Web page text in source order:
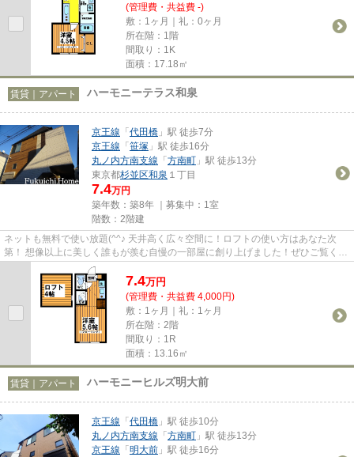
(管理費・共益費 -)
敷：1ヶ月｜礼：0ヶ月
所在階：1階
間取り：1K
面積：17.18㎡
賃貸｜アパート ハーモニーテラス和泉
京王線 「代田橋 」駅 徒歩7分
京王線 「笹塚 」駅 徒歩16分
丸ノ内方南支線 「方南町 」駅 徒歩13分
東京都杉並区和泉 １丁目
7.4万円
築年数：築8年 ｜募集中： 1室
階数：2階建
ネットも無料で使い放題(^^♪ 天井高く広々空間に！ロフトの使い方はあなた次
第！ 想像以上に美しく誰もが羨む自慢の一部屋に創り上げました！ぜひご覧くだ
さい☆
7.4万円
(管理費・共益費 4,000円)
敷：1ヶ月｜礼：1ヶ月
所在階：2階
間取り：1R
面積：13.16㎡
賃貸｜アパート ハーモニーヒルズ明大前
京王線 「代田橋 」駅 徒歩10分
丸ノ内方南支線 「方南町 」駅 徒歩13分
京王線 「明大前 」駅 徒歩16分